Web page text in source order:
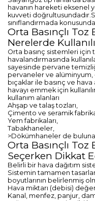
havanın hareketi eksenel
kuvveti
sınıflandırmada
Orta Basınçlı
Nerelerde
Orta basınç sistemleri için
havalandırmasında
sayesinde pervane
pervaneler ve alüminyum,
bıçaklar ile basınç ve
havayı emmek için
kullanım alanları
Ahşap ve talaş tozları,
Çimento ve seramik
Yem fabrikaları,
Tabakhaneler,
>Dökümhaneler de
Orta Basınçlı
Seçerken Dikkat
Belirli bir hava dağıtım
Sistemin tamamen
boyutlarının belirlenmiş
Hava miktarı (debisi)
Kanal, menfez, panjur,